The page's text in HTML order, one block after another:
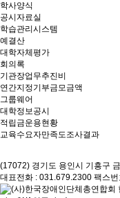
학사양식
공시자료실
학습관리시스템
예결산
대학자체평가
회의록
기관장업무추진비
연간지정기부금모금액
그룹웨어
대학정보공시
적립금운용현황
교육수요자만족도조사결과
(17072) 경기도 용인시 기흥구
대표전화 : 031.679.2300 팩스